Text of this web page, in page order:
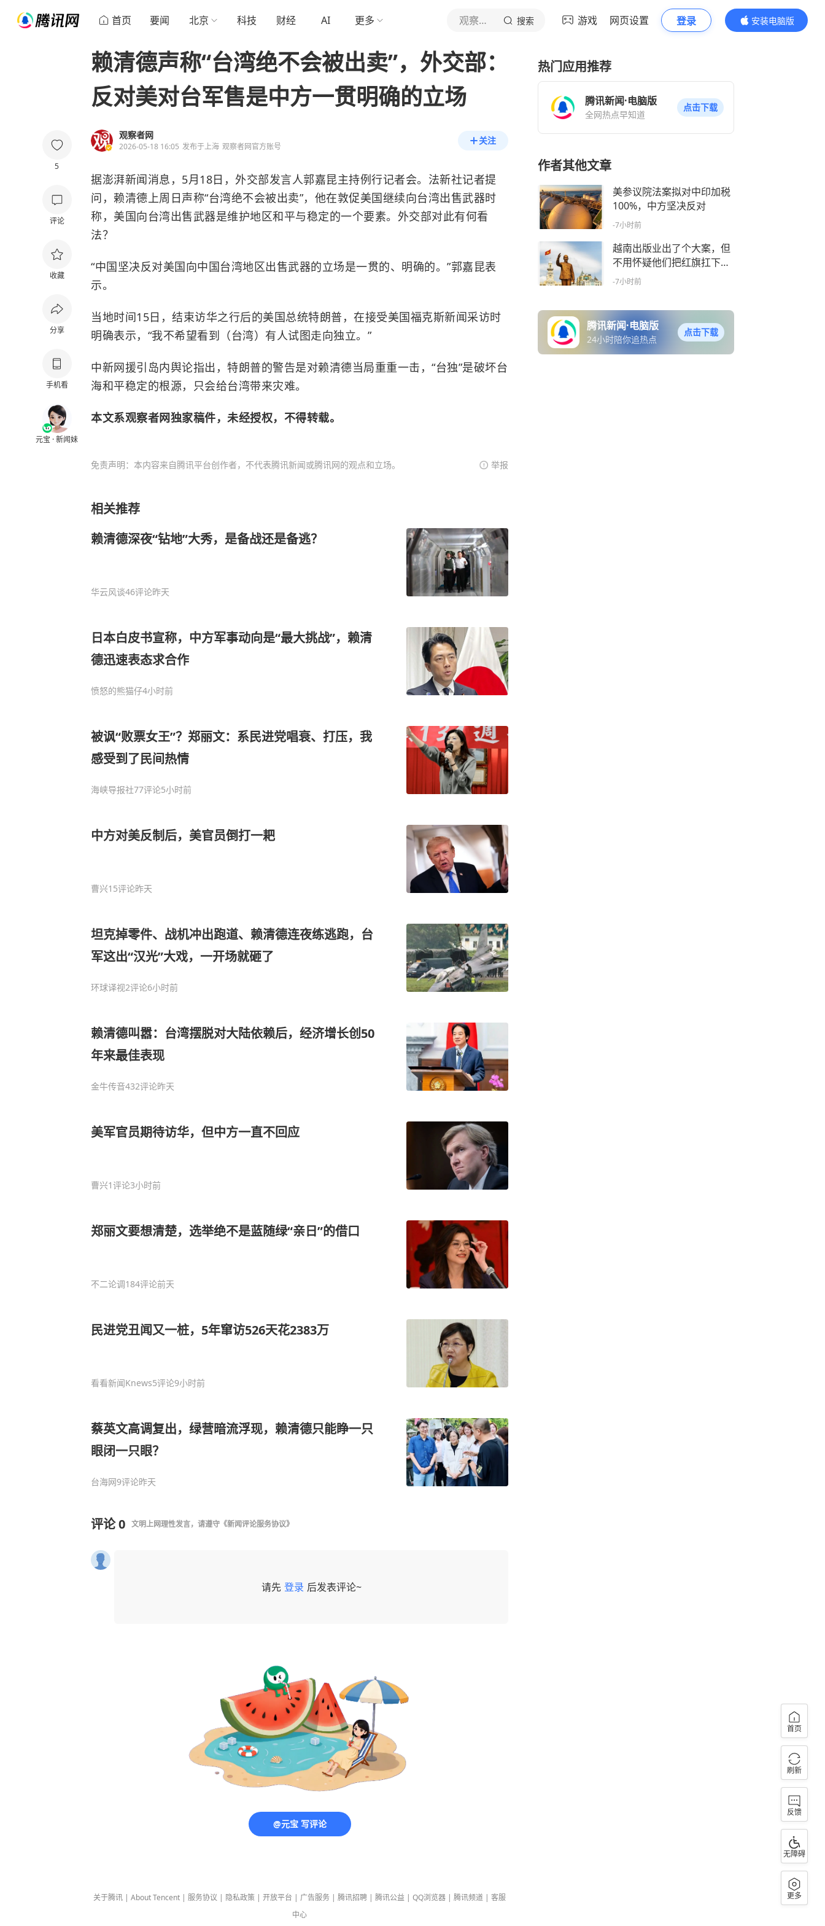
首页 要闻 北京 科技 财经 AI 更多 观察者网 搜索 游戏 网页设置 登录
安装电脑版
内容更精彩
5
评论
收藏
分享
手机看
元宝 · 新闻妹
赖清德声称“台湾绝不会被出卖”，外交部：
反对美对台军售是中方一贯明确的立场
观察者网
2026-05-18 16:05 发布于上海 观察者网官方账号
关注
据澎湃新闻消息，5月18日，外交部发言人郭嘉昆主持例行记者会。法新社记者提
问，赖清德上周日声称“台湾绝不会被出卖”，他在敦促美国继续向台湾出售武器时
称，美国向台湾出售武器是维护地区和平与稳定的一个要素。外交部对此有何看
法？
“中国坚决反对美国向中国台湾地区出售武器的立场是一贯的、明确的。”郭嘉昆表
示。
当地时间15日，结束访华之行后的美国总统特朗普，在接受美国福克斯新闻采访时
明确表示，“我不希望看到（台湾）有人试图走向独立。”
中新网援引岛内舆论指出，特朗普的警告是对赖清德当局重重一击，“台独”是破坏台
海和平稳定的根源，只会给台湾带来灾难。
本文系观察者网独家稿件，未经授权，不得转载。
免责声明：本内容来自腾讯平台创作者，不代表腾讯新闻或腾讯网的观点和立场。 举报
相关推荐
赖清德深夜“钻地”大秀，是备战还是备逃？
华云风谈46评论昨天
日本白皮书宣称，中方军事动向是“最大挑战”，赖清
德迅速表态求合作
愤怒的熊猫仔4小时前
被讽“败票女王”？郑丽文：系民进党唱衰、打压，我
感受到了民间热情
海峡导报社77评论5小时前
中方对美反制后，美官员倒打一耙
曹兴15评论昨天
坦克掉零件、战机冲出跑道、赖清德连夜练逃跑，台
军这出“汉光”大戏，一开场就砸了
环球译视2评论6小时前
赖清德叫嚣：台湾摆脱对大陆依赖后，经济增长创50
年来最佳表现
金牛传音432评论昨天
美军官员期待访华，但中方一直不回应
曹兴1评论3小时前
郑丽文要想清楚，选举绝不是蓝随绿“亲日”的借口
不二论调184评论前天
民进党丑闻又一桩，5年窜访526天花2383万
看看新闻Knews5评论9小时前
蔡英文高调复出，绿营暗流浮现，赖清德只能睁一只
眼闭一只眼？
台海网9评论昨天
评论0 文明上网理性发言，请遵守 《新闻评论服务协议》
请先 登录 后发表评论~
@元宝 写评论
关于腾讯 | About Tencent | 服务协议 | 隐私政策 | 开放平台 | 广告服务 | 腾讯招聘 | 腾讯公益 | QQ浏览器 | 腾讯频道 | 客服
中心
热门应用推荐
腾讯新闻·电脑版
全网热点早知道
点击下载
作者其他文章
美参议院法案拟对中印加税
100%，中方坚决反对
-7小时前
越南出版业出了个大案，但
不用怀疑他们把红旗扛下去
的决心
-7小时前
腾讯新闻·电脑版
24小时陪你追热点
点击下载
首页
刷新
反馈
无障碍
更多